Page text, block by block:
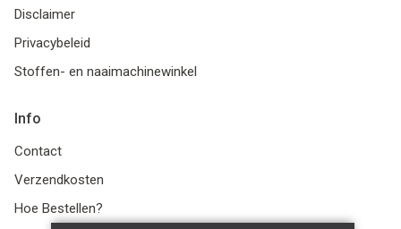
Disclaimer
Privacybeleid
Stoffen- en naaimachinewinkel
Info
Contact
Verzendkosten
Hoe Bestellen?